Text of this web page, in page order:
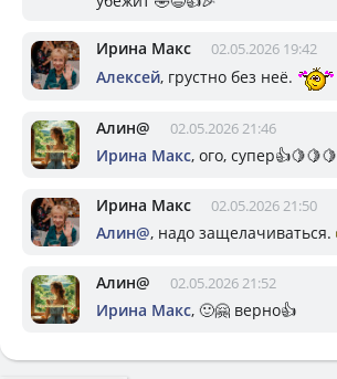
Ирина Макс 02.05.2026 19:42
Алексей, грустно без неё.
Алин@ 02.05.2026 21:46
Ирина Макс, ого, супер👍🍋🍋🍋
Ирина Макс 02.05.2026 21:50
Алин@, надо защелачиваться.
Алин@ 02.05.2026 21:52
Ирина Макс, 🙂🤗 верно👍